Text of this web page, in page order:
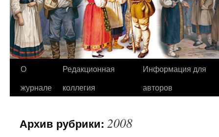
Перейти
О
журнале
Редакционная
коллегия
Информация для
авторов
Архив рубрики: 2008